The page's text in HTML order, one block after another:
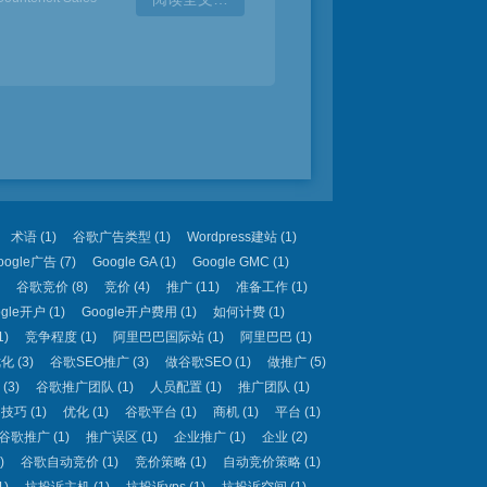
术语 (1) 谷歌广告类型 (1) Wordpress建站 (1)
广告 (7) Google GA(1) Google GMC (1)
谷歌竞价(8) 竞价(4) 推广(11) 准备工作(1)
开户 (1) Google开户费用 (1) 如何计费(1)
竞争程度 (1) 阿里巴巴国际站 (1) 阿里巴巴 (1)
(3) 谷歌SEO推广(3) 做谷歌SEO(1) 做推广(5)
(3)
谷歌推广团队 (1) 人员配置 (1) 推广团队 (1)
巧 (1) 优化 (1) 谷歌平台 (1) 商机 (1) 平台 (1)
歌推广(1) 推广误区 (1) 企业推广(1) 企业 (2)
谷歌自动竞价(1) 竞价策略(1) 自动竞价策略(1)